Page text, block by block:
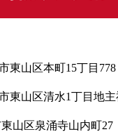
東山区本町15丁目778
東山区清水1丁目地主
山区泉涌寺山内町27